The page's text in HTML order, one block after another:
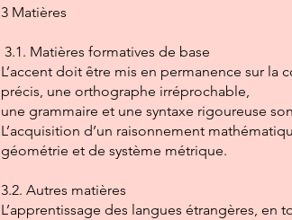
3 Matières
3.1. Matières formatives de base
L’accent doit être mis en permanence sur
précis, une orthographe irréprochable,
une grammaire et une syntaxe rigoureuse
L’acquisition d’un raisonnement
géométrie et de système métrique.
3.2. Autres matières
L’apprentissage des langues étrangères,